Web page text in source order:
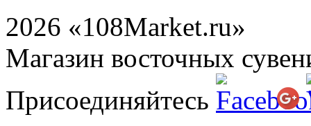
2026 «108Market.ru»
Магазин восточных
Присоединяйтесь